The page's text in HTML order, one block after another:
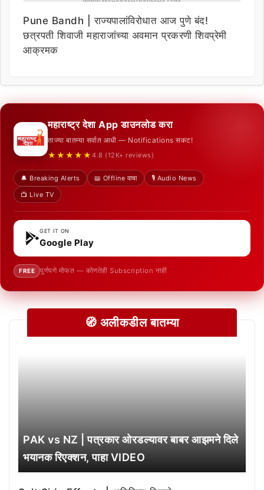
Pune Bandh | राज्यपालांविरोधात आज पुणे बंद!
छत्रपती शिवाजी महाराजांच्या अवमान प्रकरणी शिवप्रेमी
आक्रमक
महाराष्ट्र देशा App डाउनलोड करा
ताज्या बातम्या सर्वात आधी — Notifications सकट!
★★★★★ 4.8 (12K+ reviews)
🔔 Breaking Alerts 📖 Offline वाचा
🎙️ Audio News
📺 Live TV
GET IT ON
Google Play
FREE पूर्णपणे मोफत — कोणतेही Subscription नाही
🧭 अलीकडील बातम्या
PAK vs NZ | पत्रकार ओरडल्यावर बाबर आझमने दिले
भयानक रिएक्शन, पाहा VIDEO